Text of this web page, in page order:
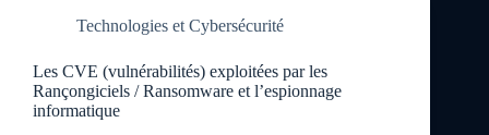
Technologies et Cybersécurité
Les CVE (vulnérabilités) exploitées par les
Rançongiciels / Ransomware et l’espionnage
informatique